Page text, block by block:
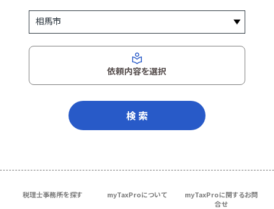
依頼内容を選択
検 索
税理士事務所を探す myTaxProについて
myTaxProに関するお問
合せ